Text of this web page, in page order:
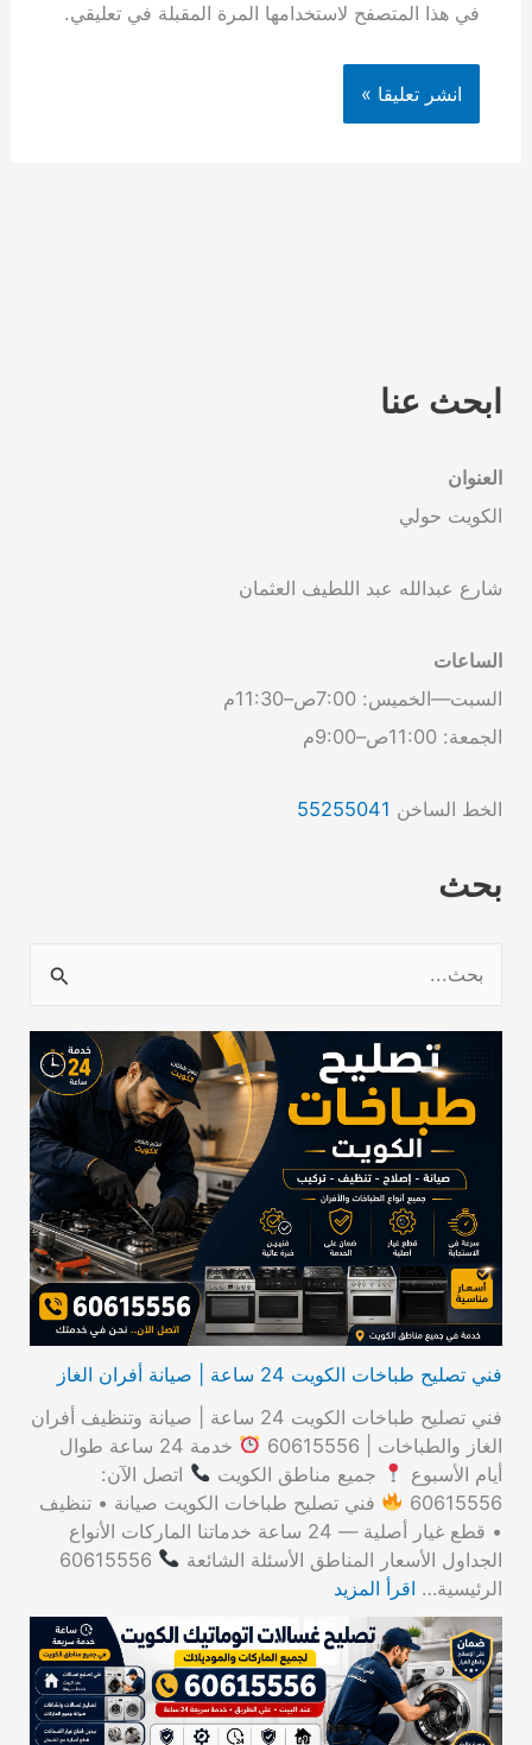
في هذا المتصفح لاستخدامها المرة المقبلة في تعليقي.
ابحث عنا
العنوان
الكويت حولي
شارع عبدالله عبد اللطيف العثمان
الساعات
السبت—الخميس: 7:00ص–11:30م
الجمعة: 11:00ص–9:00م
الخط الساخن 55255041
بحث
فني تصليح طباخات الكويت 24 ساعة | صيانة أفران الغاز
فني تصليح طباخات الكويت 24 ساعة | صيانة وتنظيف أفران
الغاز والطباخات | 60615556
خدمة 24 ساعة طوال
أيام الأسبوع
جميع مناطق الكويت
اتصل الآن:
60615556
فني تصليح طباخات الكويت صيانة • تنظيف
• قطع غيار أصلية — 24 ساعة خدماتنا الماركات الأنواع
الجداول الأسعار المناطق الأسئلة الشائعة
60615556
الرئيسية… اقرأ المزيد